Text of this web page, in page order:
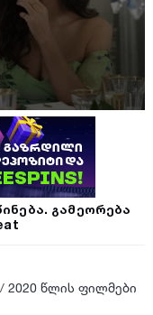
გამეორება
/ 2020 წლის ფილმები